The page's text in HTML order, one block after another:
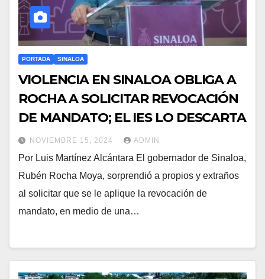
PORTADA SINALOA
VIOLENCIA EN SINALOA OBLIGA A
ROCHA A SOLICITAR REVOCACIÓN
DE MANDATO; EL IES LO DESCARTA
NOVIEMBRE 15, 2024 ADMIN
Por Luis Martínez Alcántara El gobernador de Sinaloa,
Rubén Rocha Moya, sorprendió a propios y extraños
al solicitar que se le aplique la revocación de
mandato, en medio de una…